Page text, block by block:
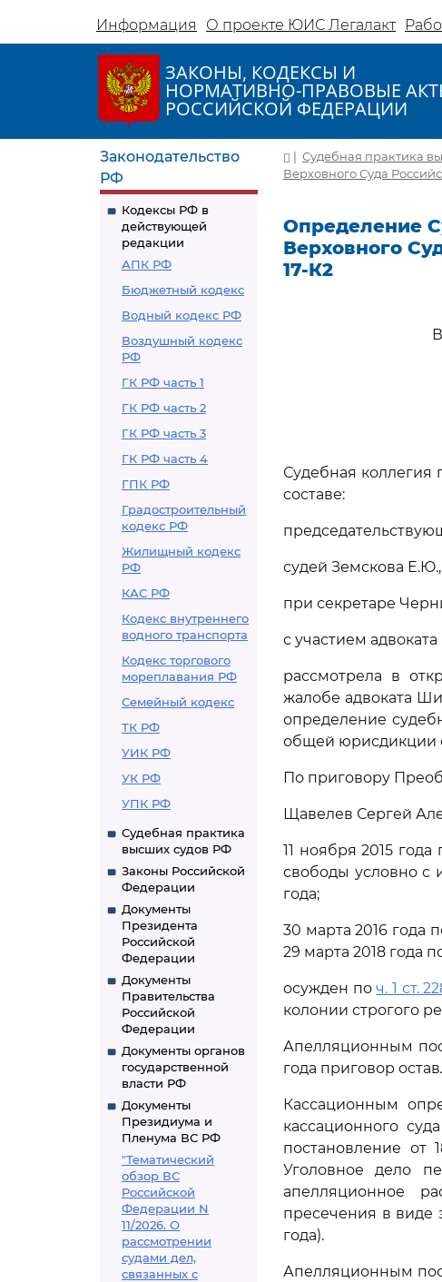
Информация О проекте ЮИС Легалакт
ЗАКОНЫ, КОДЕКСЫ И
НОРМАТИВНО-ПРАВОВЫЕ
РОССИЙСКОЙ ФЕДЕРАЦИИ
Законодательство
РФ
Кодексы РФ в
действующей
редакции
АПК РФ
Бюджетный кодекс
Водный кодекс РФ
Воздушный кодекс
РФ
ГК РФ часть 1
ГК РФ часть 2
ГК РФ часть 3
ГК РФ часть 4
ГПК РФ
Градостроительный
кодекс РФ
Жилищный кодекс
РФ
КАС РФ
Кодекс внутреннего
водного транспорта
Кодекс торгового
мореплавания РФ
Семейный кодекс
ТК РФ
УИК РФ
УК РФ
УПК РФ
Судебная практика
высших судов РФ
Законы Российской
Федерации
Документы
Президента
Российской
Федерации
Документы
Правительства
Российской
Федерации
Документы органов
государственной
власти РФ
Документы
Президиума и
Пленума ВС РФ
"Тематический
обзор ВС
Российской
Федерации N
11/2026. О
рассмотрении
судами дел,
связанных с
| Судебная практика
Верховного Суда
Определение
Верховного
17-К2
Судебная
составе:
судей Земскова
при секретаре
с участием
рассмотрела в
жалобе адвоката
определение
общей юрисдикции
По приговору
Щавелев Сергей
11 ноября 2015
свободы условно с
года;
30 марта 2016 года
29 марта 2018 года
осужден поч. 1 ст.
колонии строгого
Апелляционным
года приговор
Кассационным
кассационного
постановление
Уголовное дело
апелляционное
пресечения в виде
года).
Апелляционным